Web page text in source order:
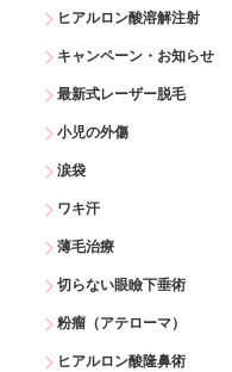
ヒアルロン酸溶解注射
キャンペーン・お知らせ
最新式レーザー脱毛
小児の外傷
涙袋
ワキ汗
薄毛治療
切らない眼瞼下垂術
粉瘤（アテローマ）
ヒアルロン酸隆鼻術